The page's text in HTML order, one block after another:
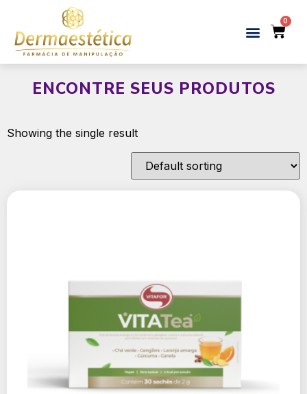
ENCONTRE SEUS PRODUTOS
Showing the single result